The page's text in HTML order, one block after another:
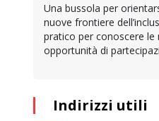
Una bussola per
nuove frontiere
pratico per conoscere le
opportunità di
Indirizzi utili